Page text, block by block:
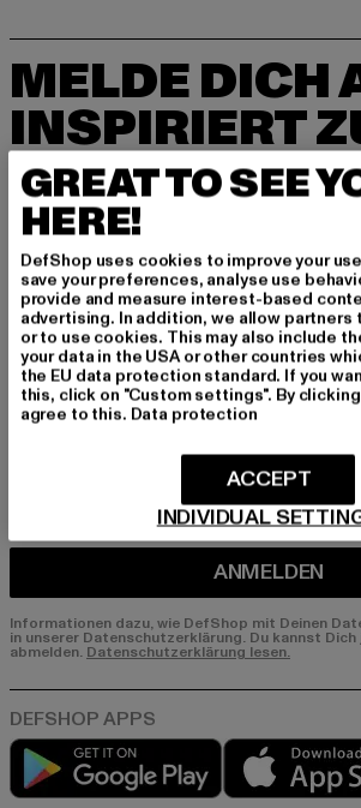
MELDE DICH
INSPIRIERT
BEN!
Melde dich hier für unseren
erhalte künftig Informationen
nds, Angebote und Gutscheine
er E-Mail!
An welchen Produkten bist du
MÄNNER
ANMELDEN
Informationen dazu, wie DefShop mit Deinen
in unserer Datenschutzerklärung. Du kannst
abmelden. Datenschutzerklärung lesen.
Play market
GREAT TO SEE
HERE!
DefShop uses cookies to improve your
save your preferences, analyse use
provide and measure interest-based
advertising. In addition, we allow partners
or to use cookies. This may also include
your data in the USA or other countries
the EU data protection standard. If you
this, click on "Custom settings". By
agree to this. Data protection
INDIVIDUAL
ACCEPT